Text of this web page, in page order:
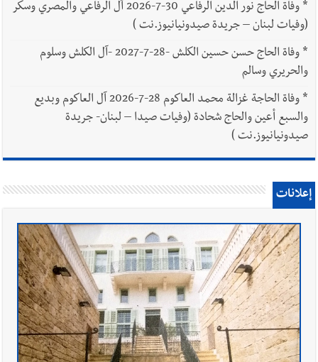
*
وفاة الحاج نور الدين الرفاعي 30-7-2026 آل الرفاعي والمصري وسكر
(وفيات لبنان – جريدة صيدونيانيوز.نت )
*
وفاة الحاج حسن حسين الكلش -28-7-2027 -آل الكلش وسلوم
والحريري وسالم
*
وفاة الحاجة غزالة محمد العاكوم 28-7-2026 آل العاكوم وبديع
والسبع أعين والحاج شحادة (وفيات صيدا – لبنان- جريدة
صيدونيانيوز.نت )
إعلانات